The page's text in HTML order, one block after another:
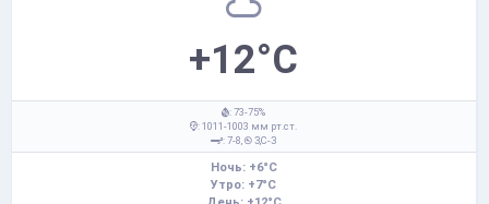
+12°C
: 73-75%
: 1011-1003 мм рт.ст.
: 7-8,
З,С-З
Ночь: +6°C
Утро: +7°C